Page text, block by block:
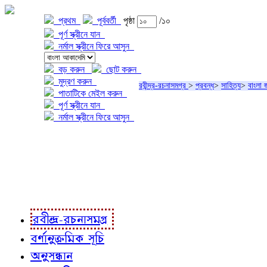
প্রথম পূর্ববর্তী পৃষ্ঠা
/১০
পূর্ণ স্ক্রীনে যান
নর্মাল স্ক্রীনে ফিরে আসুন
বড় করুন
ছোট করুন
মুদ্রণ করুন
পাতাটিকে মেইল করুন
পূর্ণ স্ক্রীনে যান
নর্মাল স্ক্রীনে ফিরে আসুন
রবীন্দ্র-রচনাসমগ্র > প্রবন্ধ> সাহিত্য> বাংলা
রবীন্দ্র-রচনাসমগ্র
বর্ণানুক্রমিক সূচি
অনুসন্ধান